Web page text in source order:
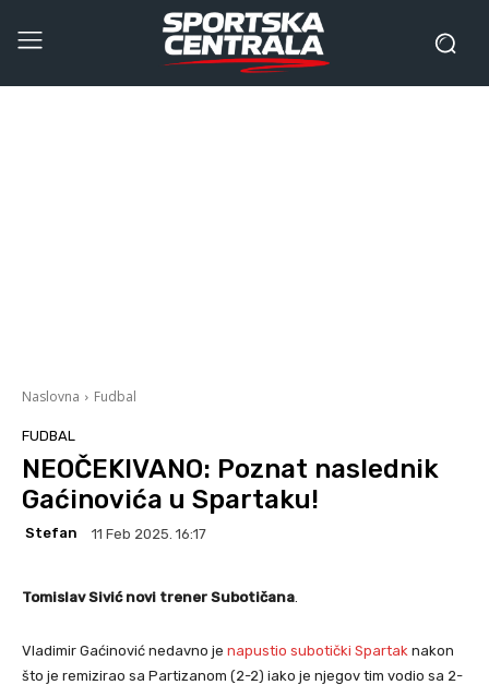
Naslovna Fudbal
FUDBAL
NEOČEKIVANO: Poznat naslednik
Gaćinovića u Spartaku!
Stefan 11 Feb 2025. 16:17
Tomislav Sivić novi trener Subotičana
Vladimir Gaćinović nedavno je napustio subotički Spartak nakon
što je remizirao sa Partizanom (2-2) iako je njegov tim vodio sa 2-